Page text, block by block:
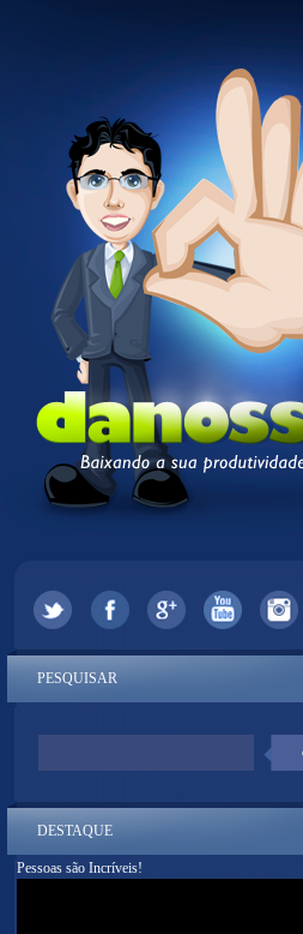
PESQUISAR
DESTAQUE
Pessoas são Incríveis!